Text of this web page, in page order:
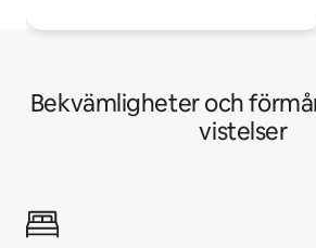
Bekvämligheter och
vistelser